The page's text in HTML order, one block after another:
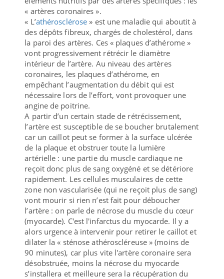
« artères coronaires ».
« L’athérosclérose » est une maladie qui aboutit à
des dépôts fibreux, chargés de cholestérol, dans
la paroi des artères. Ces « plaques d’athérome »
vont progressivement rétrécir le diamètre
intérieur de l’artère. Au niveau des artères
coronaires, les plaques d’athérome, en
empêchant l’augmentation du débit qui est
nécessaire lors de l’effort, vont provoquer une
angine de poitrine.
A partir d’un certain stade de rétrécissement,
l’artère est susceptible de se boucher brutalement
car un caillot peut se former à la surface ulcérée
de la plaque et obstruer toute la lumière
artérielle : une partie du muscle cardiaque ne
reçoit donc plus de sang oxygéné et se détériore
rapidement. Les cellules musculaires de cette
zone non vascularisée (qui ne reçoit plus de sang)
vont mourir si rien n’est fait pour déboucher
l’artère : on parle de nécrose du muscle du cœur
(myocarde). C'est l'infarctus du myocarde. Il y a
alors urgence à intervenir pour retirer le caillot et
dilater la « sténose athéroscléreuse » (moins de
90 minutes), car plus vite l'artère coronaire sera
désobstruée, moins la nécrose du myocarde
s’installera et meilleure sera la récupération du